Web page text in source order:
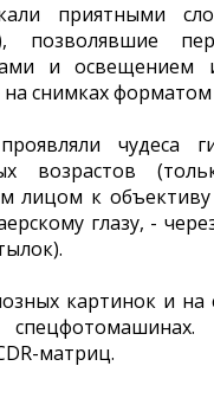
приятными
позволявшие
и освещением
на снимках
чудеса
возрастов
лицом к
глазу, -
картинок и на
матриц.